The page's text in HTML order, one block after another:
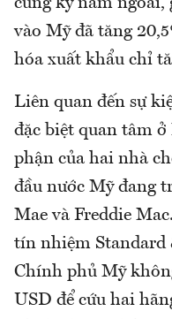
cùng kỳ năm ngoái,
vào Mỹ đã tăng
hóa xuất khẩu chỉ
Liên quan đến sự
đặc biệt quan tâm
phận của hai nhà
đầu nước Mỹ đang
Mae và Freddie
tín nhiệm Standard
Chính phủ Mỹ
USD để cứu hai